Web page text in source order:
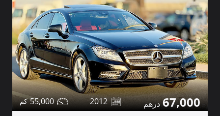
67,000
2012
55,000